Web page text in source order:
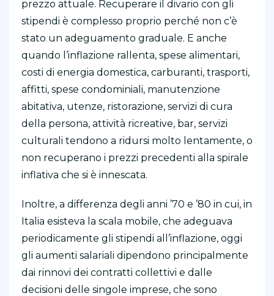
prezzo attuale. Recuperare il divario con gli
stipendi è complesso proprio perché non c’è
stato un adeguamento graduale. E anche
quando l’inflazione rallenta, spese alimentari,
costi di energia domestica, carburanti, trasporti,
affitti, spese condominiali, manutenzione
abitativa, utenze, ristorazione, servizi di cura
della persona, attività ricreative, bar, servizi
culturali tendono a ridursi molto lentamente, o
non recuperano i prezzi precedenti alla spirale
inflativa che si è innescata.
Inoltre, a differenza degli anni ’70 e ’80 in cui, in
Italia esisteva la scala mobile, che adeguava
periodicamente gli stipendi all’inflazione, oggi
gli aumenti salariali dipendono principalmente
dai rinnovi dei contratti collettivi e dalle
decisioni delle singole imprese, che sono